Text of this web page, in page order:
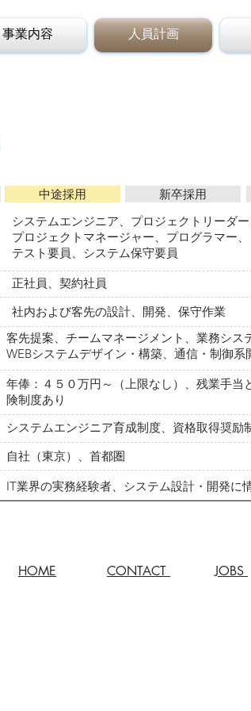
事業内容 人員計画
中途採用 新卒採用
システムエンジニア、プロジェクトリーダー
プロジェクトマネージャー、プログラマー、
テスト要員、システム保守要員
正社員、契約社員
社内および客先の設計、開発、保守作業
客先提案、チームマネージメント、業務シス
WEBシステムデザイン・構築、通信・制御系
年俸：４５０万円～（上限なし）、残業手当
険制度あり
システムエンジニア育成制度、資格取得奨励
自社（東京）、首都圏
IT業界の実務経験者、システム設計・開発に
HOME CONTACT JOBS